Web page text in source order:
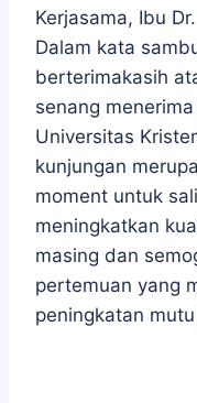
Kerjasama, Ibu
Dalam kata
berterimakasih
senang
Universitas
kunjungan
moment untuk
meningkatkan
masing dan
pertemuan yang
peningkatan